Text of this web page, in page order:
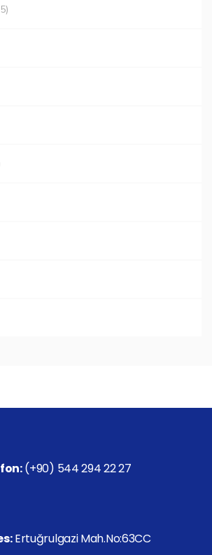
(+90) 544 294 22 27
Ertuğrulgazi Mah.No:63CC